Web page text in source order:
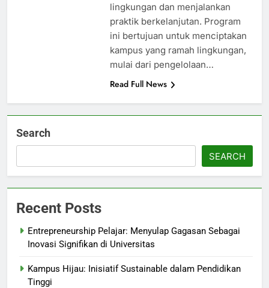
lingkungan dan menjalankan
praktik berkelanjutan. Program
ini bertujuan untuk menciptakan
kampus yang ramah lingkungan,
mulai dari pengelolaan…
Read Full News
Search
SEARCH
Recent Posts
Entrepreneurship Pelajar: Menyulap Gagasan Sebagai
Inovasi Signifikan di Universitas
Kampus Hijau: Inisiatif Sustainable dalam Pendidikan
Tinggi